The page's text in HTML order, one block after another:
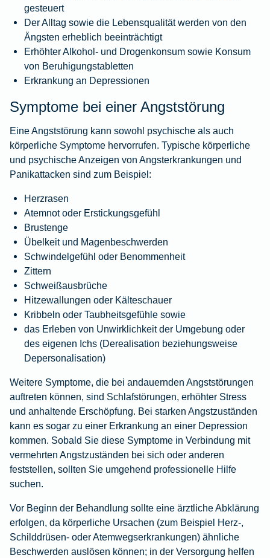
gesteuert
Der Alltag sowie die Lebensqualität werden von den
Ängsten erheblich beeinträchtigt
Erhöhter Alkohol- und Drogenkonsum sowie Konsum
von Beruhigungstabletten
Erkrankung an Depressionen
Symptome bei einer Angststörung
Eine Angststörung kann sowohl psychische als auch
körperliche Symptome hervorrufen. Typische körperliche
und psychische Anzeigen von Angsterkrankungen und
Panikattacken sind zum Beispiel:
Herzrasen
Atemnot oder Erstickungsgefühl
Brustenge
Übelkeit und Magenbeschwerden
Schwindelgefühl oder Benommenheit
Zittern
Schweißausbrüche
Hitzewallungen oder Kälteschauer
Kribbeln oder Taubheitsgefühle sowie
das Erleben von Unwirklichkeit der Umgebung oder
des eigenen Ichs (Derealisation beziehungsweise
Depersonalisation)
Weitere Symptome, die bei andauernden Angststörungen
auftreten können, sind Schlafstörungen, erhöhter Stress
und anhaltende Erschöpfung. Bei starken Angstzuständen
kann es sogar zu einer Erkrankung an einer Depression
kommen. Sobald Sie diese Symptome in Verbindung mit
vermehrten Angstzuständen bei sich oder anderen
feststellen, sollten Sie umgehend professionelle Hilfe
suchen.
Vor Beginn der Behandlung sollte eine ärztliche Abklärung
erfolgen, da körperliche Ursachen (zum Beispiel Herz‑,
Schilddrüsen‑ oder Atemwegserkrankungen) ähnliche
Beschwerden auslösen können; in der Versorgung helfen